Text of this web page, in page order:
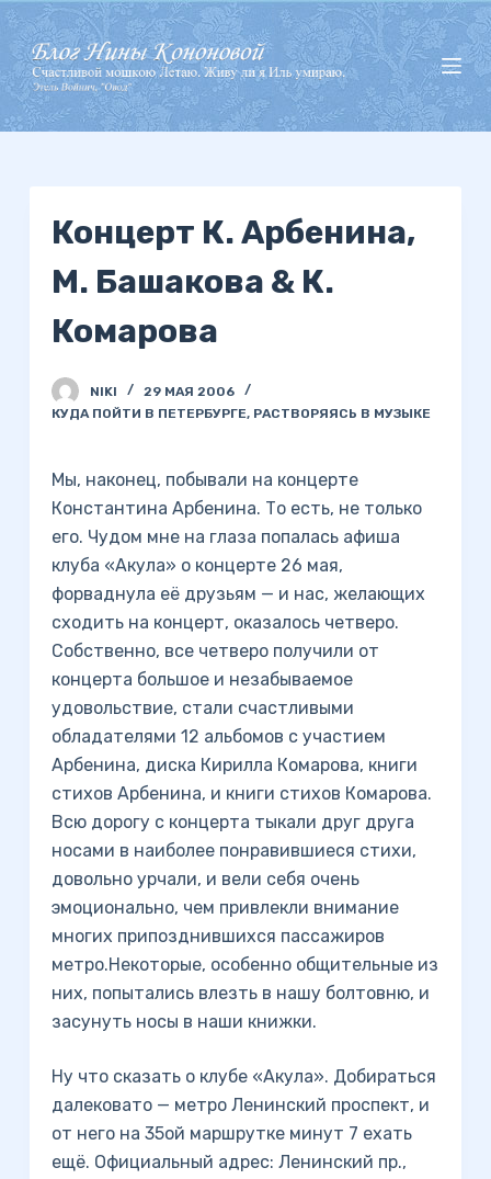
П
е
р
е
й
Концерт К. Арбенина,
М. Башакова & К.
Комарова
NIKI
29 МАЯ 2006
КУДА ПОЙТИ В ПЕТЕРБУРГЕ, РАСТВОРЯЯСЬ В МУЗЫКЕ
Мы, наконец, побывали на концерте
Константина Арбенина. То есть, не только
его. Чудом мне на глаза попалась афиша
клуба «Акула» о концерте 26 мая,
форваднула её друзьям — и нас, желающих
сходить на концерт, оказалось четверо.
Собственно, все четверо получили от
концерта большое и незабываемое
удовольствие, стали счастливыми
обладателями 12 альбомов с участием
Арбенина, диска Кирилла Комарова, книги
стихов Арбенина, и книги стихов Комарова.
Всю дорогу с концерта тыкали друг друга
носами в наиболее понравившиеся стихи,
довольно урчали, и вели себя очень
эмоционально, чем привлекли внимание
многих припозднившихся пассажиров
метро.Некоторые, особенно общительные из
них, попытались влезть в нашу болтовню, и
засунуть носы в наши книжки.
Ну что сказать о клубе «Акула». Добираться
далековато — метро Ленинский проспект, и
от него на 35ой маршрутке минут 7 ехать
ещё. Официальный адрес: Ленинский пр.,